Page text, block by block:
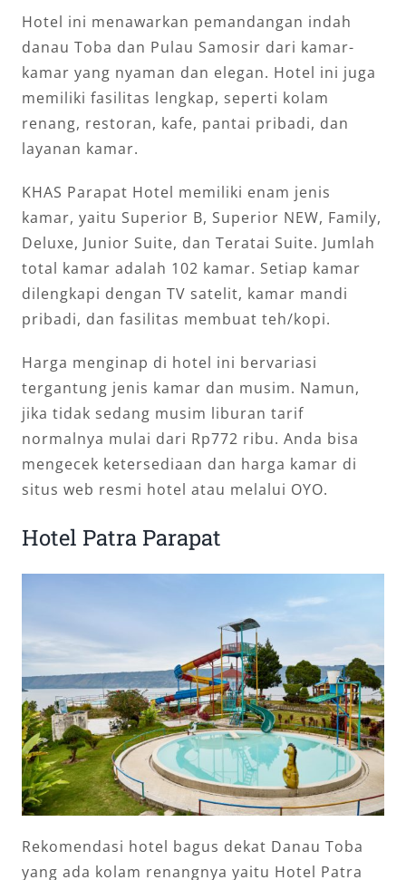
Hotel ini menawarkan pemandangan indah
danau Toba dan Pulau Samosir dari kamar-
kamar yang nyaman dan elegan. Hotel ini juga
memiliki fasilitas lengkap, seperti kolam
renang, restoran, kafe, pantai pribadi, dan
layanan kamar.
KHAS Parapat Hotel memiliki enam jenis
kamar, yaitu Superior B, Superior NEW, Family,
Deluxe, Junior Suite, dan Teratai Suite. Jumlah
total kamar adalah 102 kamar. Setiap kamar
dilengkapi dengan TV satelit, kamar mandi
pribadi, dan fasilitas membuat teh/kopi.
Harga menginap di hotel ini bervariasi
tergantung jenis kamar dan musim. Namun,
jika tidak sedang musim liburan tarif
normalnya mulai dari Rp772 ribu. Anda bisa
mengecek ketersediaan dan harga kamar di
situs web resmi hotel atau melalui OYO.
Hotel Patra Parapat
Rekomendasi hotel bagus dekat Danau Toba
yang ada kolam renangnya yaitu Hotel Patra